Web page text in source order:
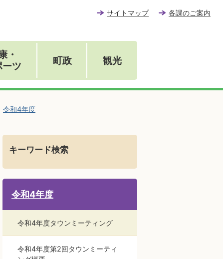
サイトマップ 各課のご案内
・
ーツ
町政 観光
令和4年度
キーワード検索
令和4年度
令和4年度タウンミーティング
令和4年度第2回タウンミーティ